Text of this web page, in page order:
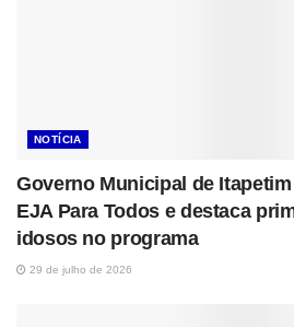
NOTÍCIA
Governo Municipal de
EJA Para Todos e destaca
idosos no programa
29 de julho de 2026